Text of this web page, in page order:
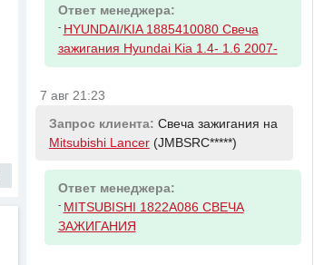
Ответ менеджера:
- HYUNDAI/KIA 1885410080 Свеча
зажигания Hyundai Kia 1.4- 1.6 2007-
7 авг 21:23
Запрос клиента: Свеча зажигания на
Mitsubishi Lancer(JMBSRC*****)
Ответ менеджера:
- MITSUBISHI 1822A086 СВЕЧА
ЗАЖИГАНИЯ